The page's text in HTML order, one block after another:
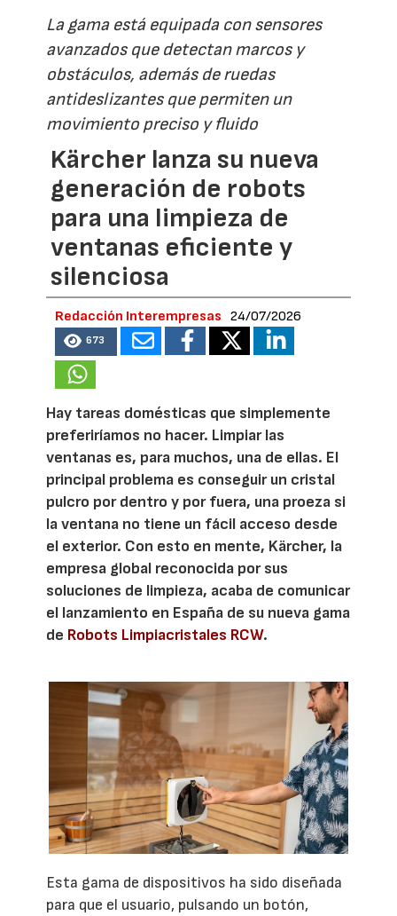
La gama está equipada con sensores
avanzados que detectan marcos y
obstáculos, además de ruedas
antideslizantes que permiten un
movimiento preciso y fluido
Kärcher lanza su nueva
generación de robots
para una limpieza de
ventanas eficiente y
silenciosa
Redacción Interempresas 24/07/2026
673
Hay tareas domésticas que simplemente
preferiríamos no hacer. Limpiar las
ventanas es, para muchos, una de ellas. El
principal problema es conseguir un cristal
pulcro por dentro y por fuera, una proeza si
la ventana no tiene un fácil acceso desde
el exterior. Con esto en mente, Kärcher, la
empresa global reconocida por sus
soluciones de limpieza, acaba de comunicar
el lanzamiento en España de su nueva gama
de Robots Limpiacristales RCW.
Esta gama de dispositivos ha sido diseñada
para que el usuario, pulsando un botón,